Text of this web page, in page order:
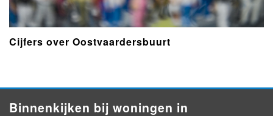
Cijfers over Oostvaardersbuurt
Binnenkijken bij woningen in